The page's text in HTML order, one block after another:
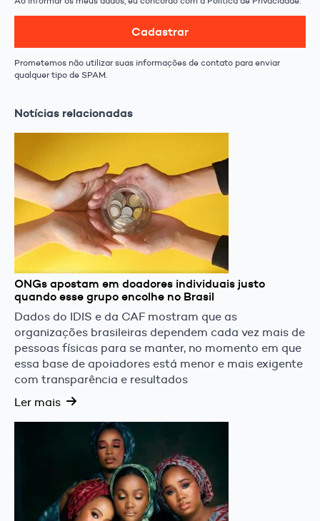
Cadastrar
Prometemos não utilizar suas informações de contato para enviar
qualquer tipo de SPAM.
Notícias relacionadas
ONGs apostam em doadores individuais justo
quando esse grupo encolhe no Brasil
Dados do IDIS e da CAF mostram que as
organizações brasileiras dependem cada vez mais de
pessoas físicas para se manter, no momento em que
essa base de apoiadores está menor e mais exigente
com transparência e resultados
Ler mais